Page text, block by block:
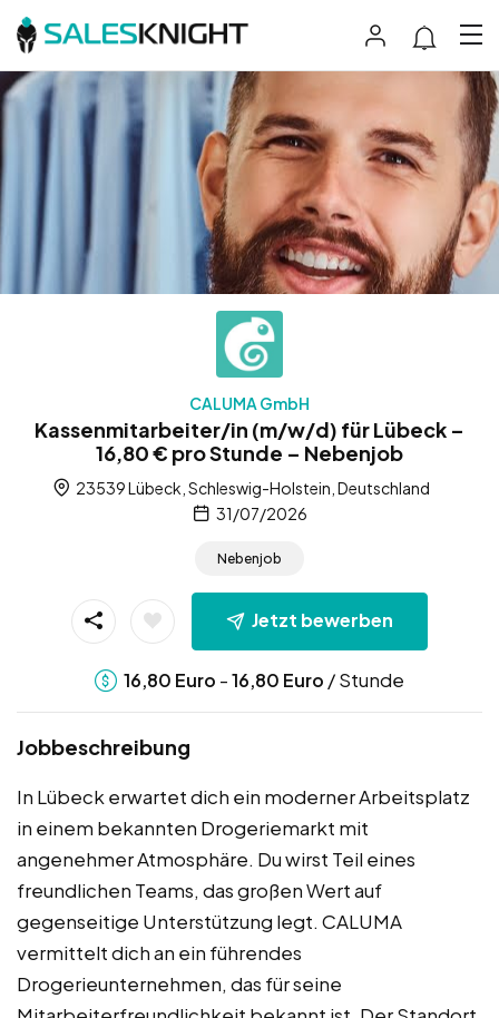
CALUMA GmbH
Kassenmitarbeiter/in (m/w/d) für Lübeck –
16,80 € pro Stunde – Nebenjob
23539 Lübeck, Schleswig-Holstein, Deutschland
31/07/2026
Nebenjob
Jetzt bewerben
16,80 Euro -16,80 Euro / Stunde
Jobbeschreibung
In Lübeck erwartet dich ein moderner Arbeitsplatz
in einem bekannten Drogeriemarkt mit
angenehmer Atmosphäre. Du wirst Teil eines
freundlichen Teams, das großen Wert auf
gegenseitige Unterstützung legt. CALUMA
vermittelt dich an ein führendes
Drogerieunternehmen, das für seine